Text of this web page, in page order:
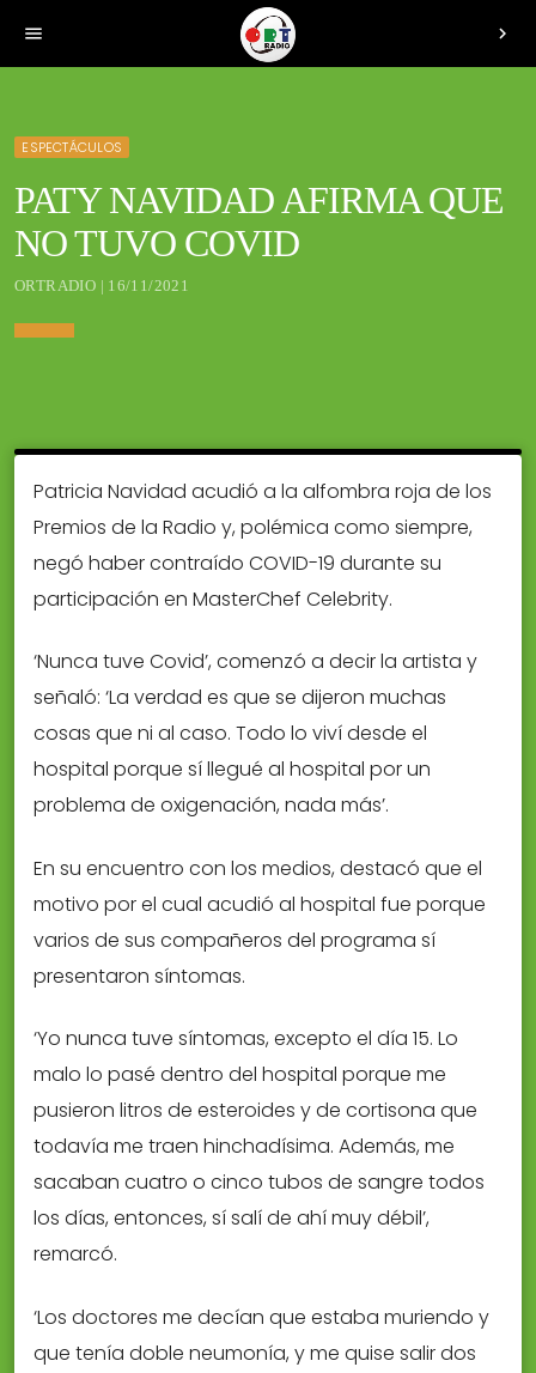
menu chevron_right
ESPECTÁCULOS
PATY NAVIDAD AFIRMA QUE
NO TUVO COVID
ORTRADIO | 16/11/2021
Patricia Navidad acudió a la alfombra roja de los
Premios de la Radio y, polémica como siempre,
negó haber contraído COVID-19 durante su
participación en MasterChef Celebrity.
‘Nunca tuve Covid’, comenzó a decir la artista y
señaló: ‘La verdad es que se dijeron muchas
cosas que ni al caso. Todo lo viví desde el
hospital porque sí llegué al hospital por un
problema de oxigenación, nada más’.
En su encuentro con los medios, destacó que el
motivo por el cual acudió al hospital fue porque
varios de sus compañeros del programa sí
presentaron síntomas.
‘Yo nunca tuve síntomas, excepto el día 15. Lo
malo lo pasé dentro del hospital porque me
pusieron litros de esteroides y de cortisona que
todavía me traen hinchadísima. Además, me
sacaban cuatro o cinco tubos de sangre todos
los días, entonces, sí salí de ahí muy débil’,
remarcó.
‘Los doctores me decían que estaba muriendo y
que tenía doble neumonía, y me quise salir dos